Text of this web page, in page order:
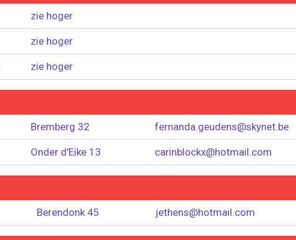
zie hoger
zie hoger
zie hoger
Bremberg 32 fernanda.geudens@skynet.be
Onder d'Eike 13 carinblockx@hotmail.com
Berendonk 45 jethens@hotmail.com